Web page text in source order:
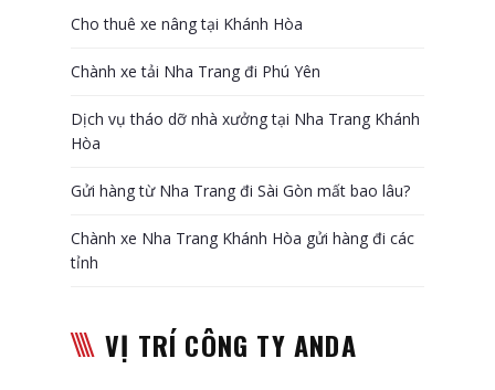
Cho thuê xe nâng tại Khánh Hòa
Chành xe tải Nha Trang đi Phú Yên
Dịch vụ tháo dỡ nhà xưởng tại Nha Trang Khánh
Hòa
Gửi hàng từ Nha Trang đi Sài Gòn mất bao lâu?
Chành xe Nha Trang Khánh Hòa gửi hàng đi các
tỉnh
VỊ TRÍ CÔNG TY ANDA